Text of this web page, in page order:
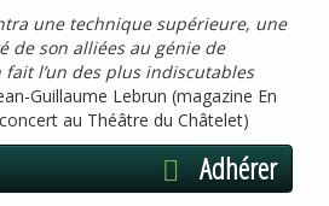
une technique supérieure, une
de son alliées au génie de
l’un des plus indiscutables
Guillaume Lebrun (magazine En
au Théâtre du Châtelet)
Adhérer